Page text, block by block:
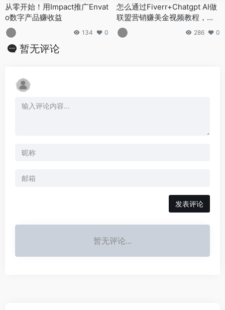
从零开始！用Impact推广Envat
o数字产品赚收益
134 0
怎么通过Fiverr+Chatgpt AI做
联盟营销赚美金视频教程，免
费推广引流方法教程
286 0
暂无评论
发表评论
暂无评论...